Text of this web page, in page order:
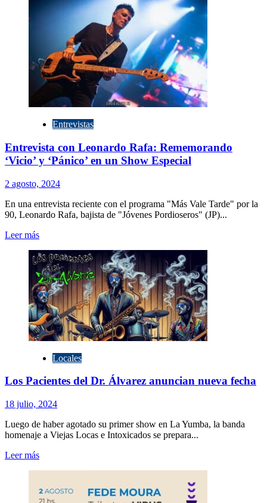
El
Mariposa
vuelve
a
Olavarría
Entrevistas
Entrevista con Leonardo Rafa: Rememorando
‘Vicio’ y ‘Pánico’ en un Show Especial
2 agosto, 2024
En una entrevista reciente con el programa "Más Vale Tarde" por la
90, Leonardo Rafa, bajista de "Jóvenes Pordioseros" (JP)...
Leer másLeer
sobre
Entrevista
con
Leonardo
Rafa:
Rememorando
‘Vicio’
y
‘Pánico’
un
Especial
Locales
Los Pacientes del Dr. Álvarez anuncian nueva fecha
18 julio, 2024
Luego de haber agotado su primer show en La Yumba, la banda
homenaje a Viejas Locas e Intoxicados se prepara...
Leer másLeer
Los
Pacientes